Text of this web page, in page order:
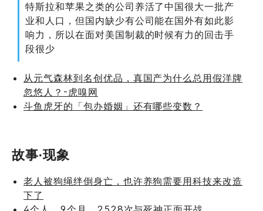
特斯拉和苹果之类的公司养活了中国很大一批产
业和人口，但国内缺少有公司能在国外有如此影
响力，所以在面对美国制裁的时候有力的回击手
段很少
从元气森林到名创优品，真国产为什么总用假洋牌
忽悠人？-虎嗅网
斗鱼虎牙的「包办婚姻」还有哪些变数？
故事·现象
老人被狗绳绊倒身亡，也许养狗需要用科技来改造
下了